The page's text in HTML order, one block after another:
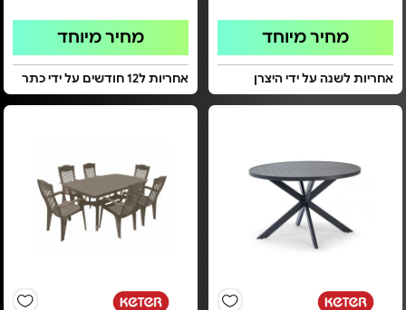
מחיר מיוחד
אחריות לשנה על ידי היצרן
מחיר מיוחד
אחריות ל12 חודשים על ידי כתר